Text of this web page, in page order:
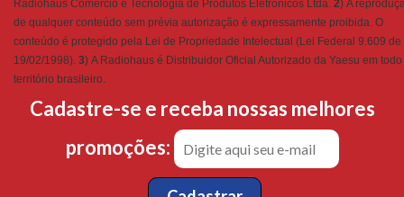
Radiohaus Comércio e Tecnologia de Produtos Eletrônicos Ltda. 2) A
de qualquer conteúdo sem prévia autorização é expressamente proibida. O
conteúdo é protegido pela Lei de Propriedade Intelectual (Lei Federal 9.609 de
19/02/1998). 3) A Radiohaus é Distribuidor Oficial Autorizado da Yaesu em todo
território brasileiro.
Cadastre-se e receba nossas melhores
promoções: